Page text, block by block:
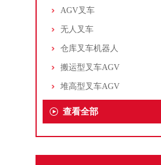
AGV叉车
无人叉车
仓库叉车机器人
搬运型叉车AGV
堆高型叉车AGV
查看全部